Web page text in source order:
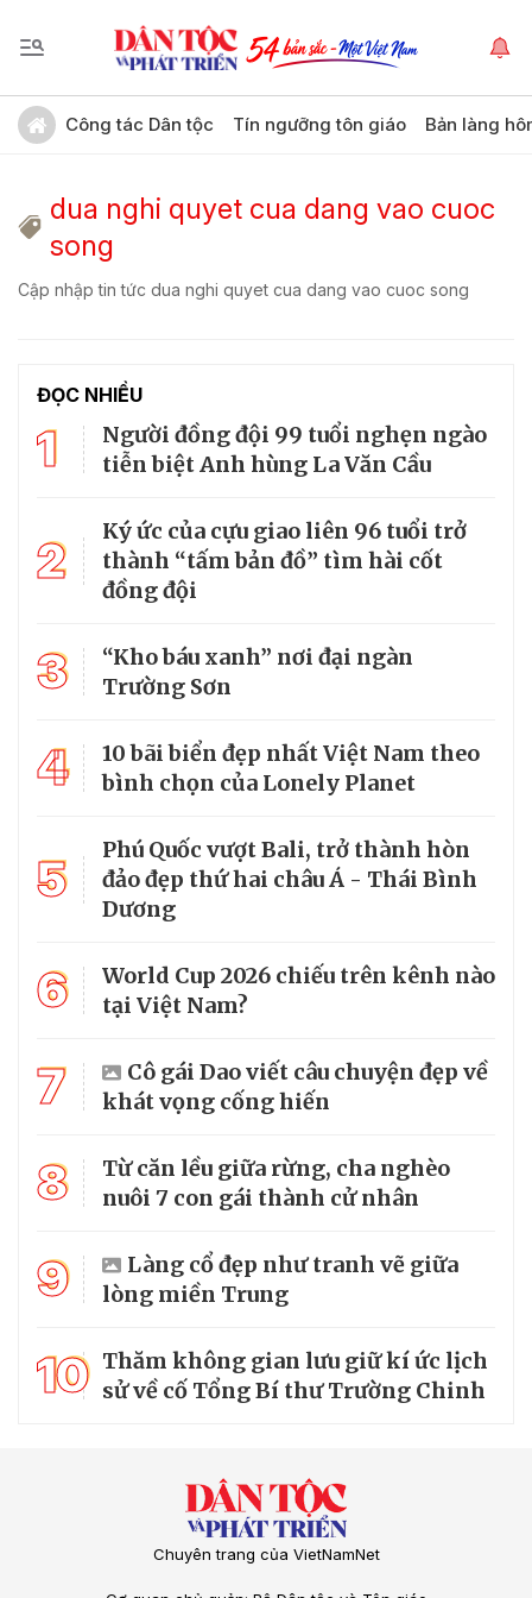
Công tác Dân tộc Tín ngưỡng tôn giáo Bản làng
dua nghi quyet cua dang vao cuoc
song
Cập nhập tin tức dua nghi quyet cua dang vao cuoc song
ĐỌC NHIỀU
1
Người đồng đội 99 tuổi nghẹn ngào
tiễn biệt Anh hùng La Văn Cầu
2
Ký ức của cựu giao liên 96 tuổi trở
thành “tấm bản đồ” tìm hài cốt
đồng đội
3
“Kho báu xanh” nơi đại ngàn
Trường Sơn
4
10 bãi biển đẹp nhất Việt Nam theo
bình chọn của Lonely Planet
5
Phú Quốc vượt Bali, trở thành hòn
đảo đẹp thứ hai châu Á - Thái Bình
Dương
6
World Cup 2026 chiếu trên kênh nào
tại Việt Nam?
7
Cô gái Dao viết câu chuyện đẹp về
khát vọng cống hiến
8
Từ căn lều giữa rừng, cha nghèo
nuôi 7 con gái thành cử nhân
9
Làng cổ đẹp như tranh vẽ giữa
lòng miền Trung
10 Thăm không gian lưu giữ kí ức lịch
sử về cố Tổng Bí thư Trường Chinh
Chuyên trang của VietNamNet